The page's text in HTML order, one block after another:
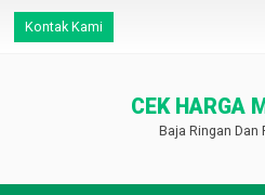
Kontak Kami
CEK HARGA
Baja Ringan Dan